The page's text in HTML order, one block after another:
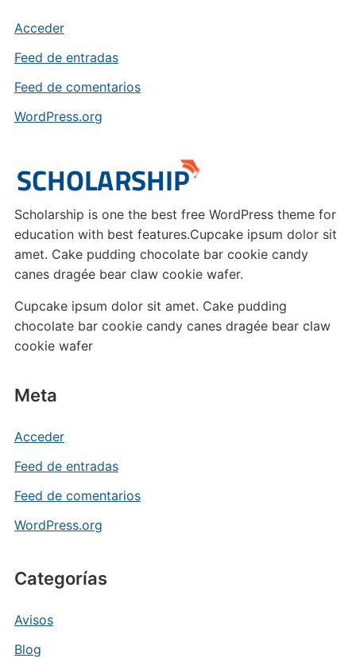
Acceder
Feed de entradas
Feed de comentarios
WordPress.org
Scholarship is one the best free WordPress theme for
education with best features.Cupcake ipsum dolor sit
amet. Cake pudding chocolate bar cookie candy
canes dragée bear claw cookie wafer.
Cupcake ipsum dolor sit amet. Cake pudding
chocolate bar cookie candy canes dragée bear claw
cookie wafer
Meta
Acceder
Feed de entradas
Feed de comentarios
WordPress.org
Categorías
Avisos
Blog